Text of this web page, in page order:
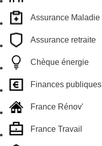
Assurance Maladie
Assurance retraite
Chèque énergie
Finances publiques
France Rénov'
France Travail